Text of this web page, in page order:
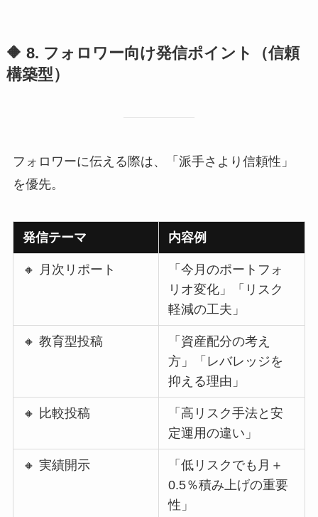
🔶 8. フォロワー向け発信ポイント（信頼
構築型）
フォロワーに伝える際は、「派手さより信頼性」
を優先。
発信テーマ 内容例
🔸 月次リポート
「今月のポートフォ
リオ変化」「リスク
軽減の工夫」
🔸 教育型投稿
「資産配分の考え
方」「レバレッジを
抑える理由」
🔸 比較投稿
「高リスク手法と安
定運用の違い」
🔸 実績開示
「低リスクでも月＋
0.5％積み上げの重要
性」